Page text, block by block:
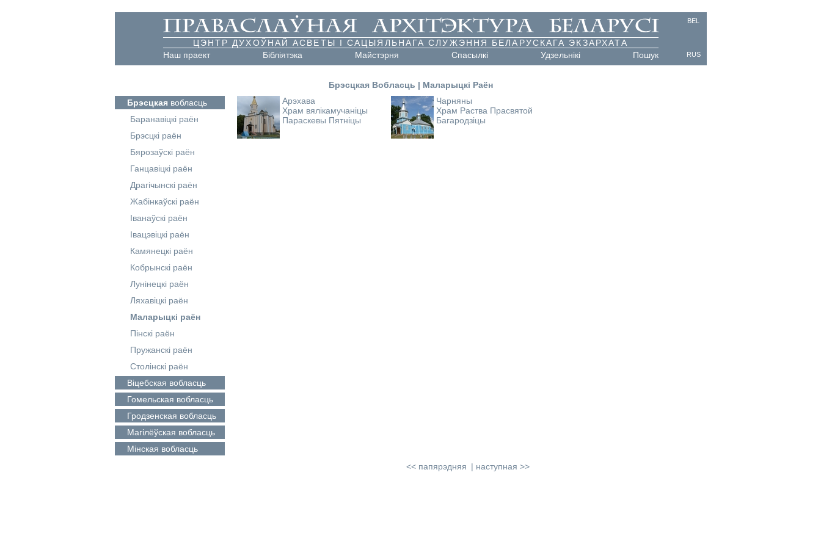
BEL
RUS
ЦЭНТР ДУХОЎНАЙ АСВЕТЫ І САЦЫЯЛЬНАГА СЛУЖЭННЯ БЕЛАРУСКАГА ЭКЗАРХАТА
Наш праект
Бібліятэка Майстэрня Cпасылкі Удзельнікі Пошук
Брэсцкая Вобласць | Маларыцкі Раён
Брэсцкаявобласць
Баранавіцкі раён
Брэсцкі раён
Бярозаўскі раён
Ганцавіцкі раён
Драгічынскі раён
Жабінкаўскі раён
Іванаўскі раён
Івацэвіцкі раён
Камянецкі раён
Кобрынскі раён
Лунінецкі раён
Ляхавіцкі раён
Маларыцкі раён
Пінскі раён
Пружанскі раён
Столінскі раён
Віцебская вобласць
Гомельская вобласць
Гродзенская вобласць
Магілёўская вобласць
Мінская вобласць
Арэхава
Храм вялікамучаніцы
Параскевы Пятніцы
Чарняны
Храм Раства Прасвятой
Багародзіцы
<< папярэдняя наступная >>